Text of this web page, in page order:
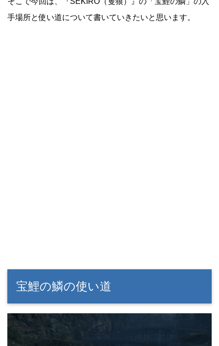
手場所と使い道について書いていきたいと思います。
宝鯉の鱗の使い道